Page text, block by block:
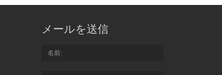
メールを送信
名前